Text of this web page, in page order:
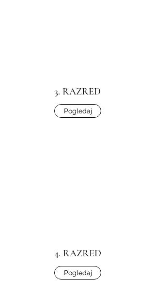
3. RAZRED
Pogledaj
4. RAZRED
Pogledaj